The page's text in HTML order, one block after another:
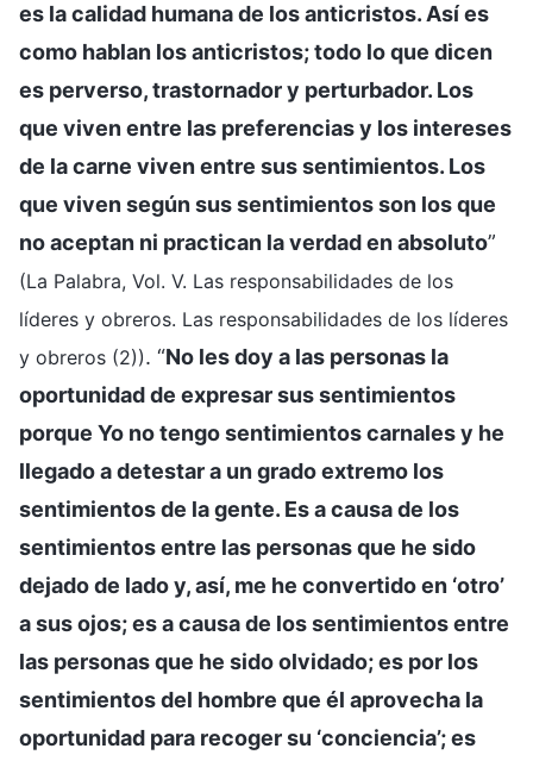
es la calidad humana de los anticristos. Así es
como hablan los anticristos; todo lo que dicen
es perverso, trastornador y perturbador. Los
que viven entre las preferencias y los intereses
de la carne viven entre sus sentimientos. Los
que viven según sus sentimientos son los que
no aceptan ni practican la verdad en absoluto”
(La Palabra, Vol. V. Las responsabilidades de los
líderes y obreros. Las responsabilidades de los líderes
y obreros (2)). “No les doy a las personas la
oportunidad de expresar sus sentimientos
porque Yo no tengo sentimientos carnales y he
llegado a detestar a un grado extremo los
sentimientos de la gente. Es a causa de los
sentimientos entre las personas que he sido
dejado de lado y, así, me he convertido en ‘otro’
a sus ojos; es a causa de los sentimientos entre
las personas que he sido olvidado; es por los
sentimientos del hombre que él aprovecha la
oportunidad para recoger su ‘conciencia’; es